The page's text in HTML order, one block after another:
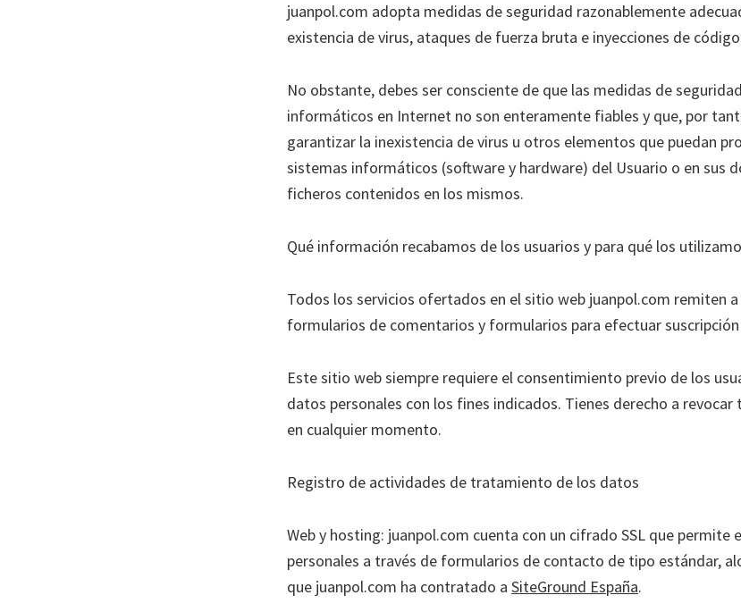
juanpol.com adopta medidas de seguridad razonablemente
existencia de virus, ataques de fuerza bruta e inyecciones de
No obstante, debes ser consciente de que las medidas de
informáticos en Internet no son enteramente fiables y que, por
garantizar la inexistencia de virus u otros elementos que puedan
sistemas informáticos (software y hardware) del Usuario o en sus
ficheros contenidos en los mismos.
Qué información recabamos de los usuarios y para qué los
Todos los servicios ofertados en el sitio web juanpol.com remiten
formularios de comentarios y formularios para efectuar
Este sitio web siempre requiere el consentimiento previo de los
datos personales con los fines indicados. Tienes derecho a
en cualquier momento.
Registro de actividades de tratamiento de los datos
Web y hosting: juanpol.com cuenta con un cifrado SSL que permite
personales a través de formularios de contacto de tipo estándar,
que juanpol.com ha contratado a SiteGround España.